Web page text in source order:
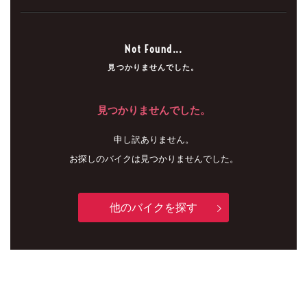
Not Found...
見つかりませんでした。
見つかりませんでした。
申し訳ありません。
お探しのバイクは見つかりませんでした。
他のバイクを探す